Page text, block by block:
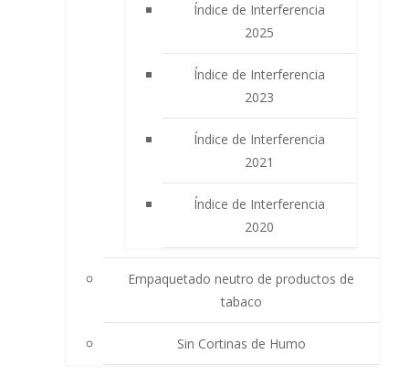
Índice de Interferencia
2025
Índice de Interferencia
2023
Índice de Interferencia
2021
Índice de Interferencia
2020
Empaquetado neutro de productos de
tabaco
Sin Cortinas de Humo